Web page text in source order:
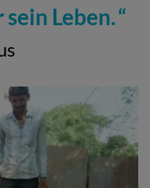
Leben.